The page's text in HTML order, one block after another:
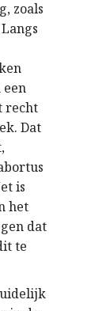
zoals
een
recht
Dat
is
het
dat
te